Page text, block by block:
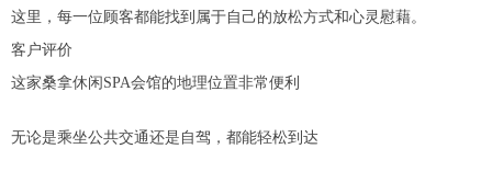
这里，每一位顾客都能找到属于自己的放松方式和心灵慰藉。
客户评价
这家桑拿休闲SPA会馆的地理位置非常便利
无论是乘坐公共交通还是自驾，都能轻松到达